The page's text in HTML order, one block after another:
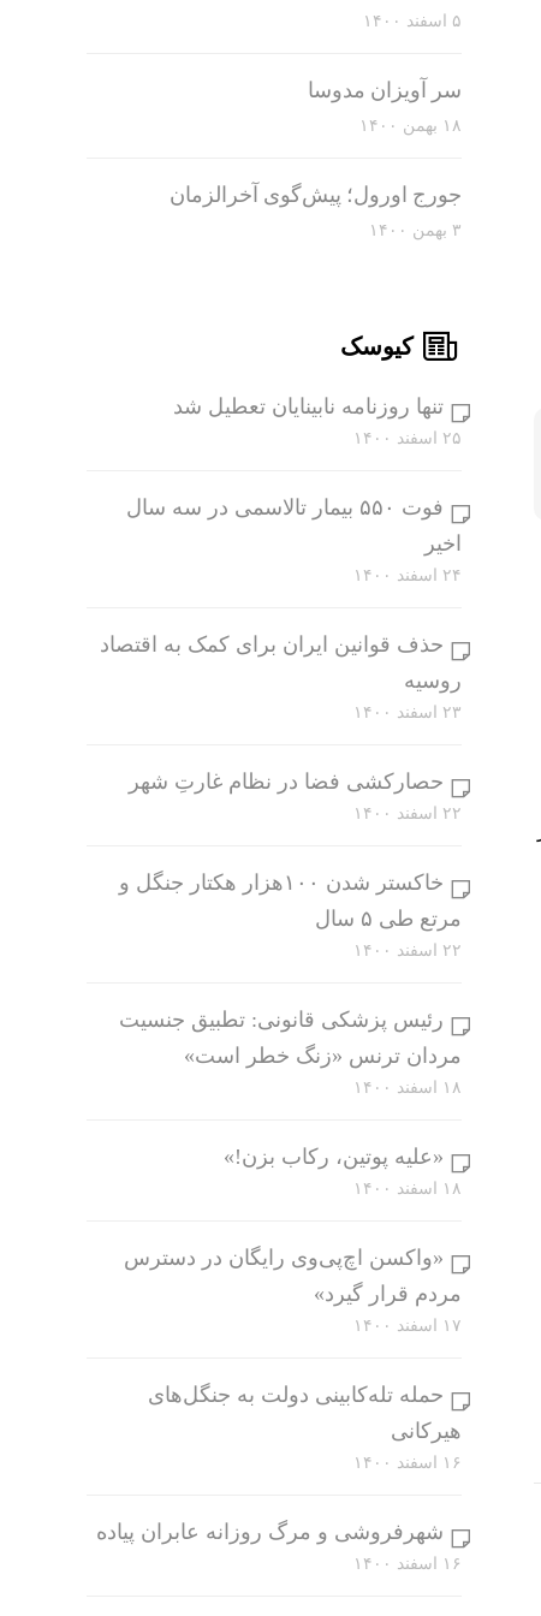
۵ اسفند ۱۴۰۰
سر آویزان مدوسا
۱۸ بهمن ۱۴۰۰
جورج اورول؛ پیش‌گوی آخرالزمان
۳ بهمن ۱۴۰۰
کیوسک
تنها روزنامه نابینایان تعطیل شد
۲۵ اسفند ۱۴۰۰
فوت ۵۵۰ بیمار تالاسمی در سه سال
اخیر
۲۴ اسفند ۱۴۰۰
حذف قوانین ایران برای کمک به اقتصاد
روسیه
۲۳ اسفند ۱۴۰۰
حصارکشی فضا در نظام غارتِ شهر
۲۲ اسفند ۱۴۰۰
خاکستر شدن ۱۰۰هزار هکتار جنگل و
مرتع طی ۵ سال
۲۲ اسفند ۱۴۰۰
رئیس پزشکی قانونی: تطبیق جنسیت
مردان ترنس «زنگ خطر است»
۱۸ اسفند ۱۴۰۰
«علیه پوتین، رکاب بزن!»
۱۸ اسفند ۱۴۰۰
«واکسن اچ‌پی‌وی رایگان در دسترس
مردم قرار گیرد»
۱۷ اسفند ۱۴۰۰
حمله تله‌کابینی دولت به جنگل‌های
هیرکانی
۱۶ اسفند ۱۴۰۰
شهرفروشی و مرگ روزانه عابران پیاده
۱۶ اسفند ۱۴۰۰